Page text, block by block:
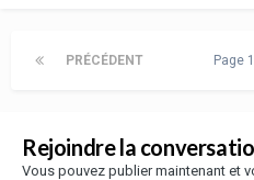
PRÉCÉDENT Page
Rejoindre la
Vous pouvez publier maintenant et